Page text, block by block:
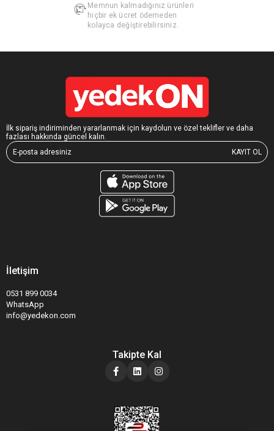
Memnun kalmadığınız ürünleri
hiçbir ek ücret ödemeden
kolayca değiştirebilirsiniz.
İlk sipariş indiriminden yararlanmak için kaydolun ve özel teklifler ve daha
fazlası hakkında güncel kalın.
KAYIT OL
İletişim
0531 899 0034
WhatsApp
info@yedekon.com
Takipte Kal